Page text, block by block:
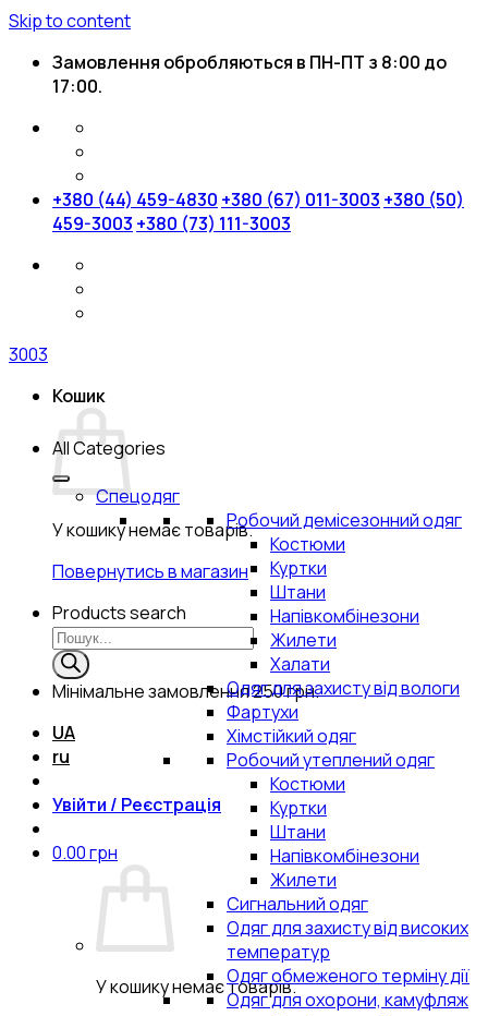
Skip to content
Замовлення обробляються в ПН-ПТ з 8:00 до
17:00.
+380 (44) 459-4830 +380 (67) 011-3003 +380 (50)
459-3003 +380 (73) 111-3003
3003
Кошик
У кошику немає товарів.
Повернутись в магазин
Products search
Мінімальне замовлення250 грн.
UA
ru
Увійти / Реєстрація
0.00грн
У кошику немає товарів.
All Categories
Спецодяг
Робочий демісезонний одяг
Костюми
Куртки
Штани
Напівкомбінезони
Жилети
Халати
Одяг для захисту від вологи
Фартухи
Хімстійкий одяг
Робочий утеплений одяг
Костюми
Куртки
Штани
Напівкомбінезони
Жилети
Сигнальний одяг
Одяг для захисту від високих
температур
Одяг обмеженого терміну дії
Одяг для охорони, камуфляж